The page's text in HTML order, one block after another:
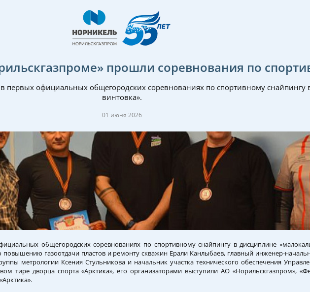
прошли соревнования по
первых официальных общегородских соревнованиях по спортивному снайпингу
винтовка».
01 июня 2026
общегородских соревнованиях по спортивному снайпингу в дисциплине
газоотдачи пластов и ремонту скважин Ерали Канлыбаев, главный инженер-
метрологии Ксения Стульникова и начальник участка технического обеспечения
тире дворца спорта «Арктика», его организаторами выступили АО «Норильскгазпром»,